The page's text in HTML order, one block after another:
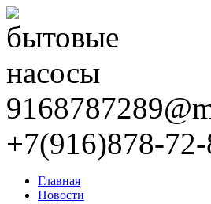
+7(916)878-
Главная
Новости